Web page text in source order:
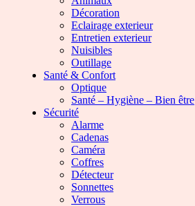
Décoration
Eclairage exterieur
Entretien exterieur
Nuisibles
Outillage
Santé & Confort
Optique
Santé – Hygiène – Bien être
Sécurité
Alarme
Cadenas
Caméra
Coffres
Détecteur
Sonnettes
Verrous